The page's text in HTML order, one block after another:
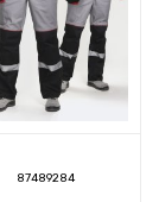
87489284